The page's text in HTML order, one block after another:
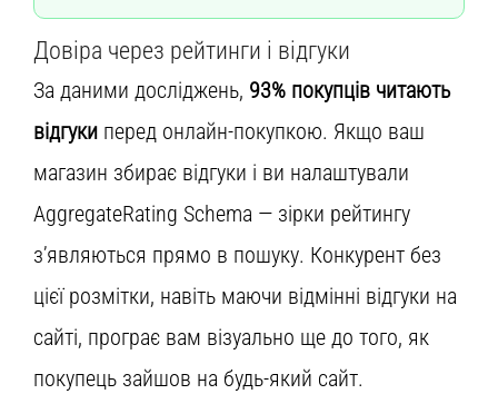
Довіра через рейтинги і відгуки
За даними досліджень, 93% покупців читають
відгуки перед онлайн-покупкою. Якщо ваш
магазин збирає відгуки і ви налаштували
AggregateRating Schema — зірки рейтингу
з’являються прямо в пошуку. Конкурент без
цієї розмітки, навіть маючи відмінні відгуки на
сайті, програє вам візуально ще до того, як
покупець зайшов на будь-який сайт.